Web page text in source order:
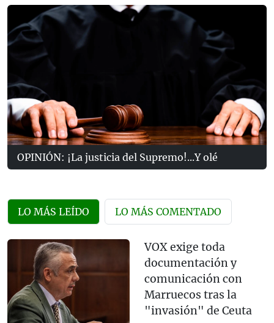
OPINIÓN: ¡La justicia del Supremo!...Y olé
LO MÁS LEÍDO LO MÁS COMENTADO
VOX exige toda
documentación y
comunicación con
Marruecos tras la
"invasión" de Ceuta